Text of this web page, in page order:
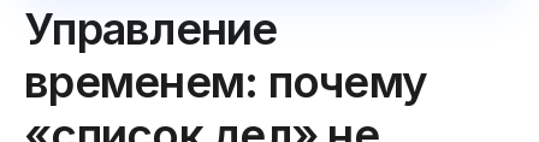
Управление
временем: почему